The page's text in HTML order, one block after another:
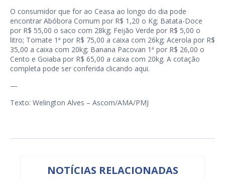
O consumidor que for ao Ceasa ao longo do dia pode
encontrar Abóbora Comum por R$ 1,20 o Kg; Batata-Doce
por R$ 55,00 o saco com 28kg; Feijão Verde por R$ 5,00 o
litro; Tomate 1ª por R$ 75,00 a caixa com 26kg; Acerola por R$
35,00 a caixa com 20kg; Banana Pacovan 1ª por R$ 26,00 o
Cento e Goiaba por R$ 65,00 a caixa com 20kg. A cotação
completa pode ser conferida clicando aqui.
—
Texto: Welington Alves – Ascom/AMA/PMJ
NOTÍCIAS RELACIONADAS